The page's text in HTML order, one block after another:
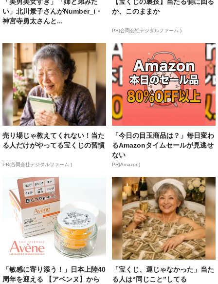
「美男美女すぎ」「姉と弟みた
い」北川景子さんがNumber_i・
神宮寺勇太さんと...
【宝くじの裏技】当たる側に回る
か、このままか
PR(合同会社デジタルファーム )
売り場じゃ教えてくれない！当た
る人だけがやってる宝くじの習慣
PR(合同会社デジタルファーム )
「今日の目玉商品は？」毎日変わ
るAmazonタイムセールが見逃せ
ない
PR(Amazon)
「敏感に寄り添う！」日本上陸40
周年を迎える 【アベンヌ】から
「宝くじ、運じゃなかった」当た
る人は“同じこと”してる